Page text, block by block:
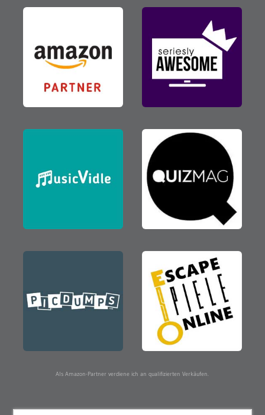
Als Amazon-Partner verdiene ich an qualifizierten Verkäufen.